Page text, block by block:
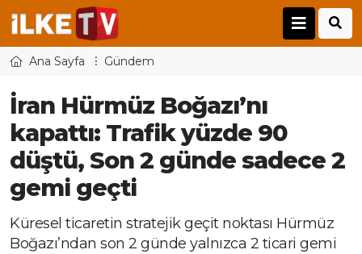
Ana Sayfa Gündem
İran Hürmüz Boğazı’nı
kapattı: Trafik yüzde 90
düştü, Son 2 günde sadece 2
gemi geçti
Küresel ticaretin stratejik geçit noktası Hürmüz
Boğazı’ndan son 2 günde yalnızca 2 ticari gemi